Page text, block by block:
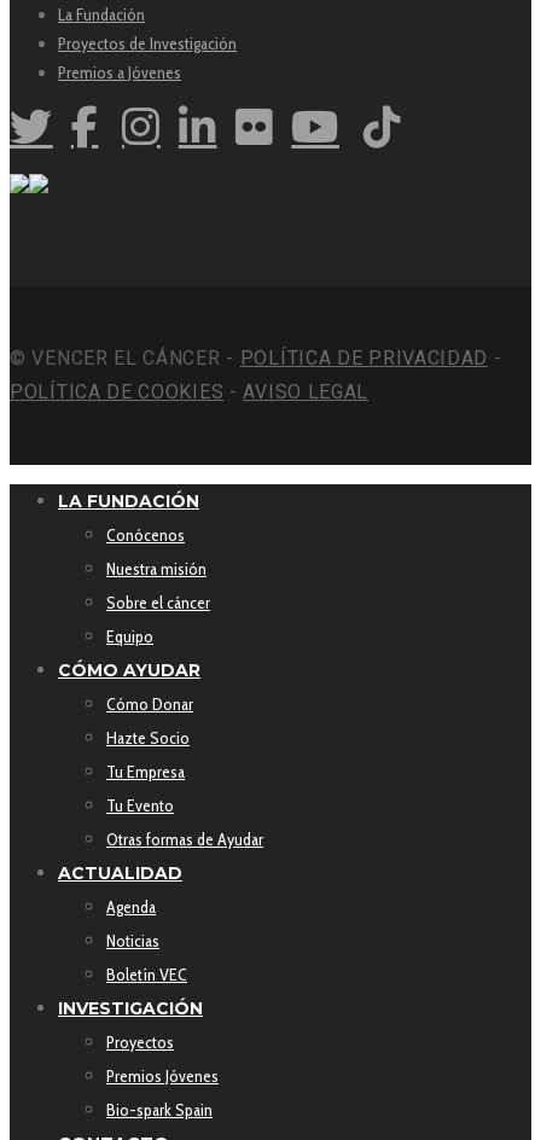
La Fundación
Proyectos de Investigación
Premios a Jóvenes
© VENCER EL CÁNCER - POLÍTICA DE PRIVACIDAD -
POLÍTICA DE COOKIES -AVISO LEGAL
LA FUNDACIÓN
Conócenos
Nuestra misión
Sobre el cáncer
Equipo
CÓMO AYUDAR
Cómo Donar
Hazte Socio
Tu Empresa
Tu Evento
Otras formas de Ayudar
ACTUALIDAD
Agenda
Noticias
Boletín VEC
INVESTIGACIÓN
Proyectos
Premios Jóvenes
Bio-spark Spain